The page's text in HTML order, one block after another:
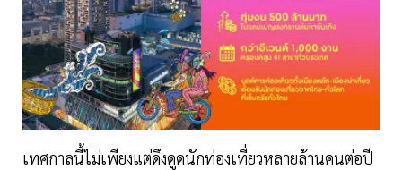
เทศกาลนี้ไม่เพียงแต่ดึงดูดนักท่องเที่ยวหลายล้านคนต่อปี